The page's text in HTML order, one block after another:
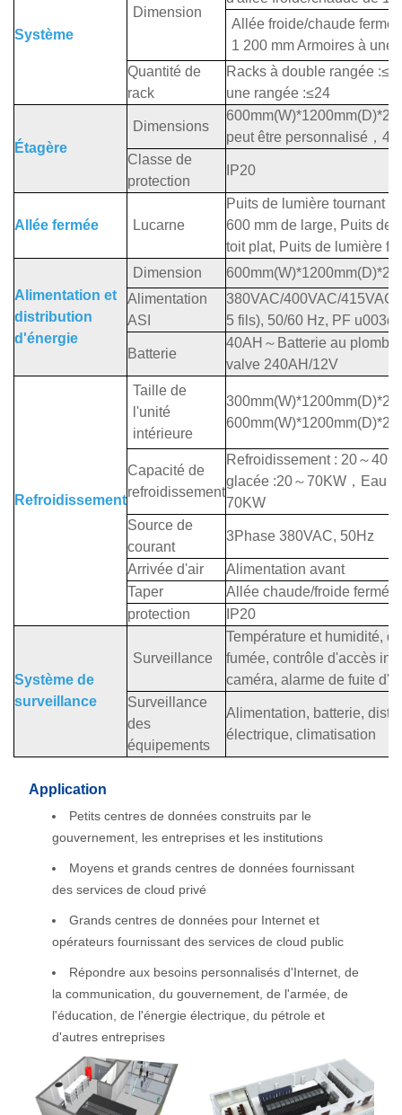
Système
Dimension
Allée froide/chaude
1 200 mm Armoires à une
Quantité de
rack
Racks à double rangée
une rangée :≤24
Étagère
Dimensions
peut être personnalisé ，
Classe de
protection
IP20
Allée fermée Lucarne
Puits de lumière tournant
600 mm de large, Puits de
toit plat, Puits de lumière
Alimentation et
distribution
d'énergie
Dimension
Alimentation
ASI
380VAC/400VAC/415VAC
5 fils), 50/60 Hz, PF u003d
Batterie
40AH ～ Batterie au plomb
valve 240AH/12V
Refroidissement
Taille de
l'unité
intérieure
Capacité de
refroidissement
Refroidissement : 20～
glacée :20～70KW ， Eau
70KW
Source de
courant
3Phase 380VAC, 50Hz
Arrivée d'air
Alimentation avant
Taper
Allée chaude/froide fermée
protection
IP20
Système de
surveillance
Surveillance
Température et humidité,
fumée, contrôle d'accès
caméra, alarme de fuite
Surveillance
des
équipements
Alimentation, batterie,
électrique, climatisation
Application
Petits centres de données construits par le
gouvernement, les entreprises et les institutions
Moyens et grands centres de données fournissant
des services de cloud privé
Grands centres de données pour Internet et
opérateurs fournissant des services de cloud public
Répondre aux besoins personnalisés d'Internet, de
la communication, du gouvernement, de l'armée, de
l'éducation, de l'énergie électrique, du pétrole et
d'autres entreprises